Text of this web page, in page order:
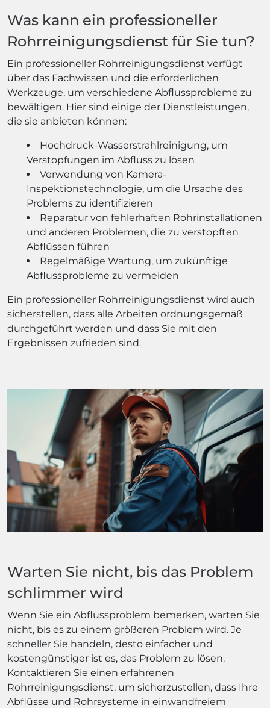
Was kann ein professioneller
Rohrreinigungsdienst für Sie tun?
Ein professioneller Rohrreinigungsdienst verfügt
über das Fachwissen und die erforderlichen
Werkzeuge, um verschiedene Abflussprobleme zu
bewältigen. Hier sind einige der Dienstleistungen,
die sie anbieten können:
Hochdruck-Wasserstrahlreinigung, um
Verstopfungen im Abfluss zu lösen
Verwendung von Kamera-
Inspektionstechnologie, um die Ursache des
Problems zu identifizieren
Reparatur von fehlerhaften Rohrinstallationen
und anderen Problemen, die zu verstopften
Abflüssen führen
Regelmäßige Wartung, um zukünftige
Abflussprobleme zu vermeiden
Ein professioneller Rohrreinigungsdienst wird auch
sicherstellen, dass alle Arbeiten ordnungsgemäß
durchgeführt werden und dass Sie mit den
Ergebnissen zufrieden sind.
Warten Sie nicht, bis das Problem
schlimmer wird
Wenn Sie ein Abflussproblem bemerken, warten Sie
nicht, bis es zu einem größeren Problem wird. Je
schneller Sie handeln, desto einfacher und
kostengünstiger ist es, das Problem zu lösen.
Kontaktieren Sie einen erfahrenen
Rohrreinigungsdienst, um sicherzustellen, dass Ihre
Abflüsse und Rohrsysteme in einwandfreiem